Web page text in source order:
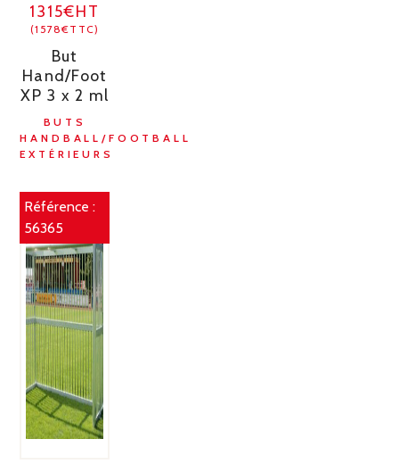
1315€HT
(1578€TTC)
But
Hand/Foot
XP 3 x 2 ml
BUTS
HANDBALL/FOOTBALL
EXTÉRIEURS
Référence :
56365